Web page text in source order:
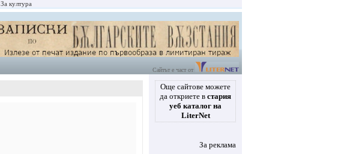
За култура
Сайтът е част от
Още сайтове можете
да откриете в стария
уеб каталог на
LiterNet
За реклама